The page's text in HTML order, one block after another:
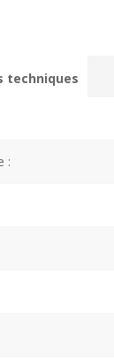
techniques
: